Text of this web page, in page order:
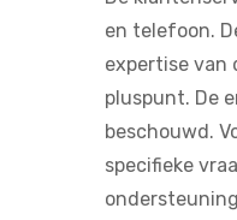
en telefoon.
expertise van
pluspunt. De
beschouwd.
specifieke